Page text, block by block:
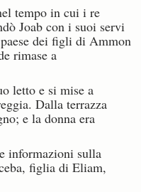
tempo in cui i re
Joab con i suoi servi
dei figli di Ammon
rimase a
letto e si mise a
Dalla terrazza
e la donna era
informazioni sulla
figlia di Eliam,